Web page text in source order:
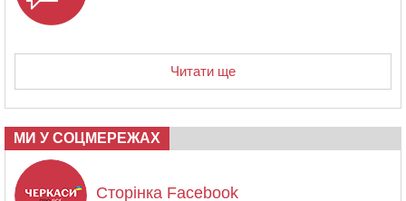
Читати ще
МИ У СОЦМЕРЕЖАХ
Сторінка Facebook